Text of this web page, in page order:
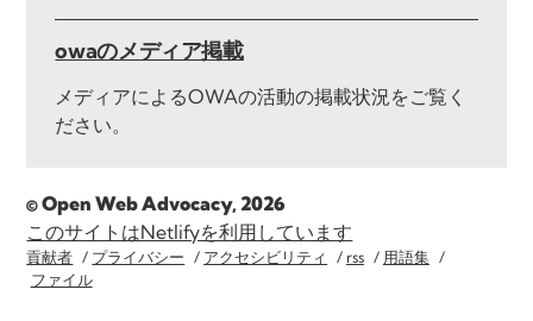
owaのメディア掲載
メディアによるOWAの活動の掲載状況をご覧く
ださい。
© Open Web Advocacy, 2026
このサイトはNetlifyを利用しています
貢献者 プライバシー アクセシビリティ rss
用語集
ファイル